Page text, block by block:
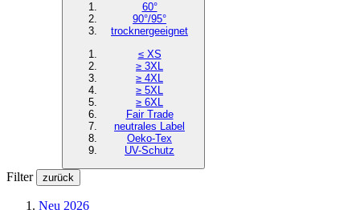
60°
90°/95°
trocknergeeignet
≤ XS
≥ 3XL
≥ 4XL
≥ 5XL
≥ 6XL
Fair Trade
neutrales Label
Oeko-Tex
UV-Schutz
Filter zurück
Neu 2026